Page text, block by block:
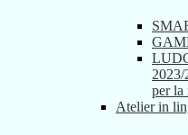
2023/
per la
Atelier in